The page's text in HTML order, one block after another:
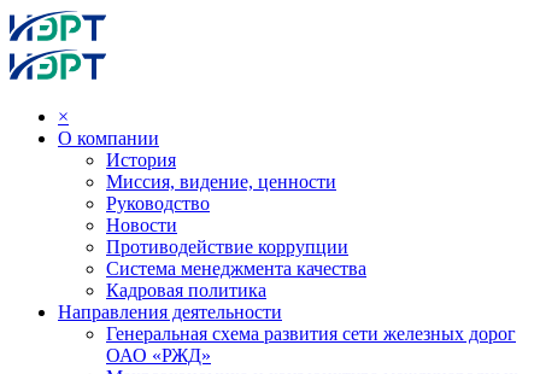
×
О компании
История
Миссия, видение, ценности
Руководство
Новости
Противодействие коррупции
Система менеджмента качества
Кадровая политика
Направления деятельности
Генеральная схема развития сети железных дорог
ОАО «РЖД»